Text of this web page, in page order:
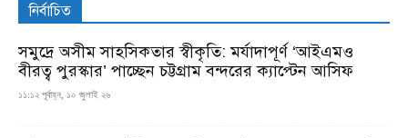
নির্বাচিত
সমুদ্রে অসীম সাহসিকতার স্বীকৃতি: মর্যাদাপূর্ণ ‘আইএমও
বীরত্ব পুরস্কার’ পাচ্ছেন চট্টগ্রাম বন্দরের ক্যাপ্টেন আসিফ
১১:১২ পূর্বাহ্ন, ১০ জুলাই ২৬